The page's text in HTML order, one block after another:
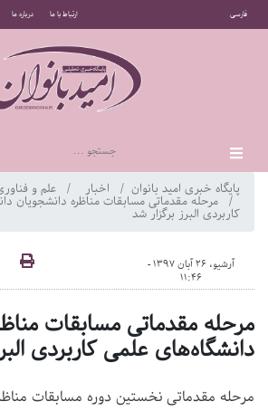
فارسی ارتباط با ما درباره ما
پایگاه خبری امید بانوان اخبار علم و
مرحله مقدماتی مسابقات مناظره دانشجویان
کاربردی البرز برگزار شد
آرشیو، 26 آبان 1397 -
11:46
مرحله مقدماتی مسابقات
دانشگاه‌های علمی کاربردی
مرحله مقدماتی نخستین دوره مسابقات